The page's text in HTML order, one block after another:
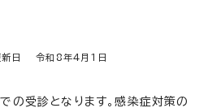
新日 令和8年4月1日
の受診となります。感染症対策の